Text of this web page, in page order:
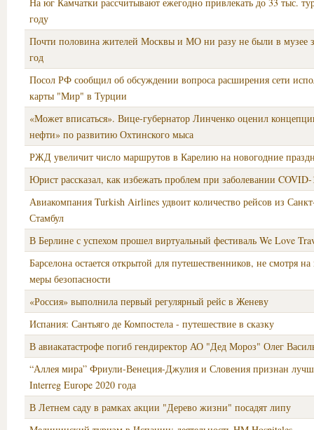
году
Почти половина жителей Москвы и МО ни разу не были в музее
год
Посол РФ сообщил об обсуждении вопроса расширения сети
карты "Мир" в Турции
«Может вписаться». Вице-губернатор Линченко оценил
нефти» по развитию Охтинского мыса
РЖД увеличит число маршрутов в Карелию на новогодние
Юрист рассказал, как избежать проблем при заболевании
Авиакомпания Turkish Airlines удвоит количество рейсов из
Стамбул
В Берлине с успехом прошел виртуальный фестиваль We Love
Барселона остается открытой для путешественников, не смотря
меры безопасности
«Россия» выполнила первый регулярный рейс в Женеву
Испания: Сантьяго де Компостела - путешествие в сказку
В авиакатастрофе погиб гендиректор АО "Дед Мороз" Олег
“Аллея мира” Фриули-Венеция-Джулия и Словения признан
Interreg Europe 2020 года
В Летнем саду в рамках акции "Дерево жизни" посадят липу